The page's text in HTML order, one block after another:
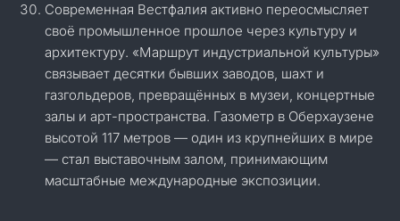
Современная Вестфалия активно переосмысляет
своё промышленное прошлое через культуру и
архитектуру. «Маршрут индустриальной культуры»
связывает десятки бывших заводов, шахт и
газгольдеров, превращённых в музеи, концертные
залы и арт-пространства. Газометр в Оберхаузене
высотой 117 метров — один из крупнейших в мире
— стал выставочным залом, принимающим
масштабные международные экспозиции.